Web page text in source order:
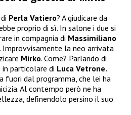
Perla Vatiero? A giudicare da
proprio di sì. In salone i due si
in compagnia di Massimiliano
. Improvvisamente la neo arrivata
Mirko. Come? Parlando di
particolare di Luca Vetrone.
fuori dal programma, che lei ha
Al contempo però ne ha
definendolo persino il suo